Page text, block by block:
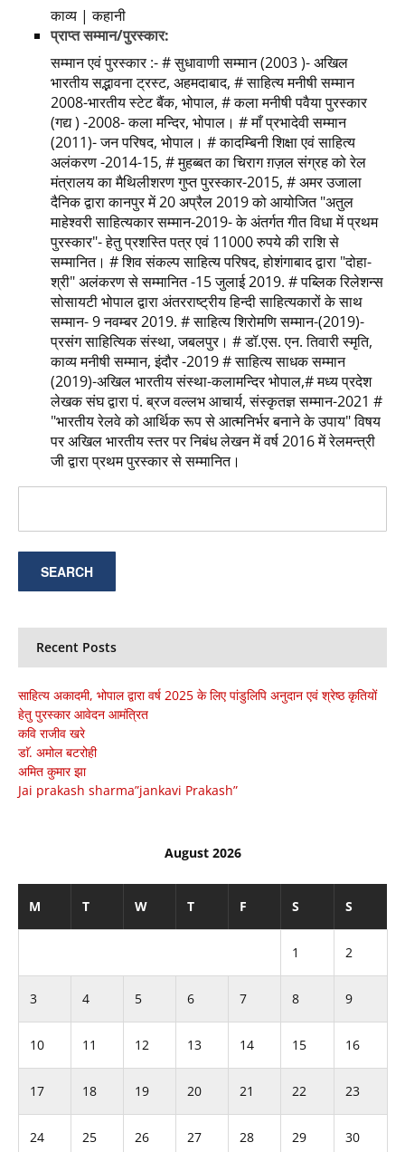
काव्य | कहानी
प्राप्त सम्मान/पुरस्कार:
सम्मान एवं पुरस्कार :- # सुधावाणी सम्मान (2003 )- अखिल
भारतीय सद्भावना ट्रस्ट, अहमदाबाद, # साहित्य मनीषी सम्मान
2008-भारतीय स्टेट बैंक, भोपाल, # कला मनीषी पवैया पुरस्कार
(गद्य ) -2008- कला मन्दिर, भोपाल। # माँ प्रभादेवी सम्मान
(2011)- जन परिषद, भोपाल। # कादम्बिनी शिक्षा एवं साहित्य
अलंकरण -2014-15, # मुहब्बत का चिराग ग़ज़ल संग्रह को रेल
मंत्रालय का मैथिलीशरण गुप्त पुरस्कार-2015, # अमर उजाला
दैनिक द्वारा कानपुर में 20 अप्रैल 2019 को आयोजित "अतुल
माहेश्वरी साहित्यकार सम्मान-2019- के अंतर्गत गीत विधा में प्रथम
पुरस्कार"- हेतु प्रशस्ति पत्र एवं 11000 रुपये की राशि से
सम्मानित। # शिव संकल्प साहित्य परिषद, होशंगाबाद द्वारा "दोहा-
श्री" अलंकरण से सम्मानित -15 जुलाई 2019. # पब्लिक रिलेशन्स
सोसायटी भोपाल द्वारा अंतरराष्ट्रीय हिन्दी साहित्यकारों के साथ
सम्मान- 9 नवम्बर 2019. # साहित्य शिरोमणि सम्मान-(2019)-
प्रसंग साहित्यिक संस्था, जबलपुर। # डॉ.एस. एन. तिवारी स्मृति,
काव्य मनीषी सम्मान, इंदौर -2019 # साहित्य साधक सम्मान
(2019)-अखिल भारतीय संस्था-कलामन्दिर भोपाल,# मध्य प्रदेश
लेखक संघ द्वारा पं. ब्रज वल्लभ आचार्य, संस्कृतज्ञ सम्मान-2021 #
"भारतीय रेलवे को आर्थिक रूप से आत्मनिर्भर बनाने के उपाय" विषय
पर अखिल भारतीय स्तर पर निबंध लेखन में वर्ष 2016 में रेलमन्त्री
जी द्वारा प्रथम पुरस्कार से सम्मानित।
Recent Posts
साहित्य अकादमी, भोपाल द्वारा वर्ष 2025 के लिए पांडुलिपि अनुदान एवं श्रेष्ठ कृतियों
हेतु पुरस्कार आवेदन आमंत्रित
कवि राजीव खरे
डाॅ. अमोल बटरोही
अमित कुमार झा
Jai prakash sharma”jankavi Prakash”
August 2026
M T W T F S S
1 2
3 4 5 6 7 8 9
10 11 12 13 14 15 16
17 18 19 20 21 22 23
24 25 26 27 28 29 30